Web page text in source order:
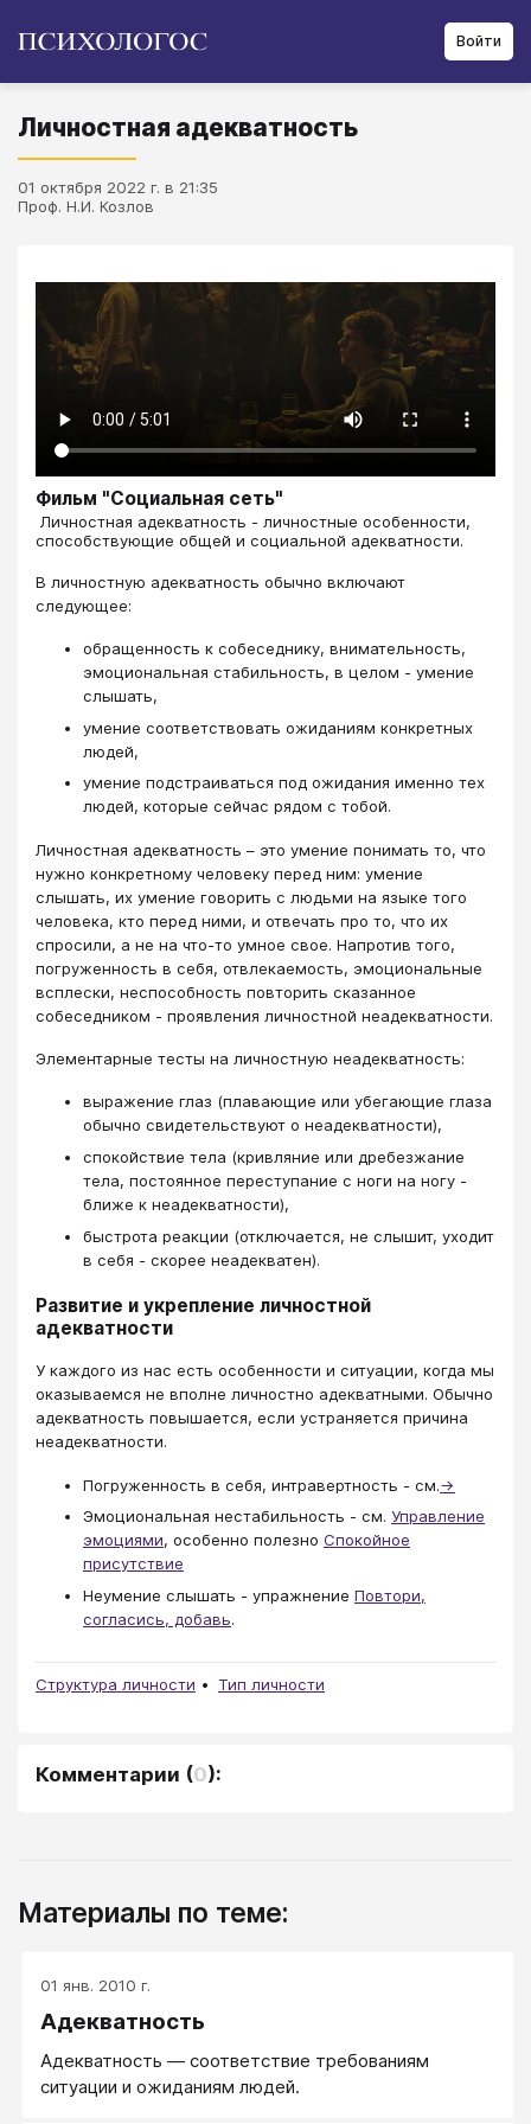
Войти
Личностная адекватность
01 октября 2022 г. в 21:35
Проф. Н.И. Козлов
Фильм "Социальная сеть"
​​​​​​​ Личностная адекватность - личностные особенности,
способствующие общей и социальной адекватности.
В личностную адекватность обычно включают
следующее:
обращенность к собеседнику, внимательность,
эмоциональная стабильность, в целом - умение
слышать,
умение соответствовать ожиданиям конкретных
людей,
умение подстраиваться под ожидания именно тех
людей, которые сейчас рядом с тобой.
Личностная адекватность – это умение понимать то, что
нужно конкретному человеку перед ним: умение
слышать, их умение говорить с людьми на языке того
человека, кто перед ними, и отвечать про то, что их
спросили, а не на что-то умное свое. Напротив того,
погруженность в себя, отвлекаемость, эмоциональные
всплески, неспособность повторить сказанное
собеседником - проявления личностной неадекватности.
Элементарные тесты на личностную неадекватность:
выражение глаз (плавающие или убегающие глаза
обычно свидетельствуют о неадекватности),
спокойствие тела (кривляние или дребезжание
тела, постоянное переступание с ноги на ногу -
ближе к неадекватности),
быстрота реакции (отключается, не слышит, уходит
в себя - скорее неадекватен).
Развитие и укрепление личностной
адекватности
У каждого из нас есть особенности и ситуации, когда мы
оказываемся не вполне личностно адекватными. Обычно
адекватность повышается, если устраняется причина
неадекватности.
Погруженность в себя, интравертность - см.→
Эмоциональная нестабильность - см. Управление
эмоциями, особенно полезно Спокойное
присутствие
Неумение слышать - упражнение Повтори,
согласись, добавь.
Структура личности Тип личности
Комментарии (0):
Материалы по теме:
01 янв. 2010 г.
Адекватность
Адекватность — соответствие требованиям
ситуации и ожиданиям людей.